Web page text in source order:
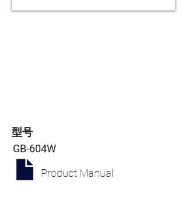
GB-604W
型号
Product Manual